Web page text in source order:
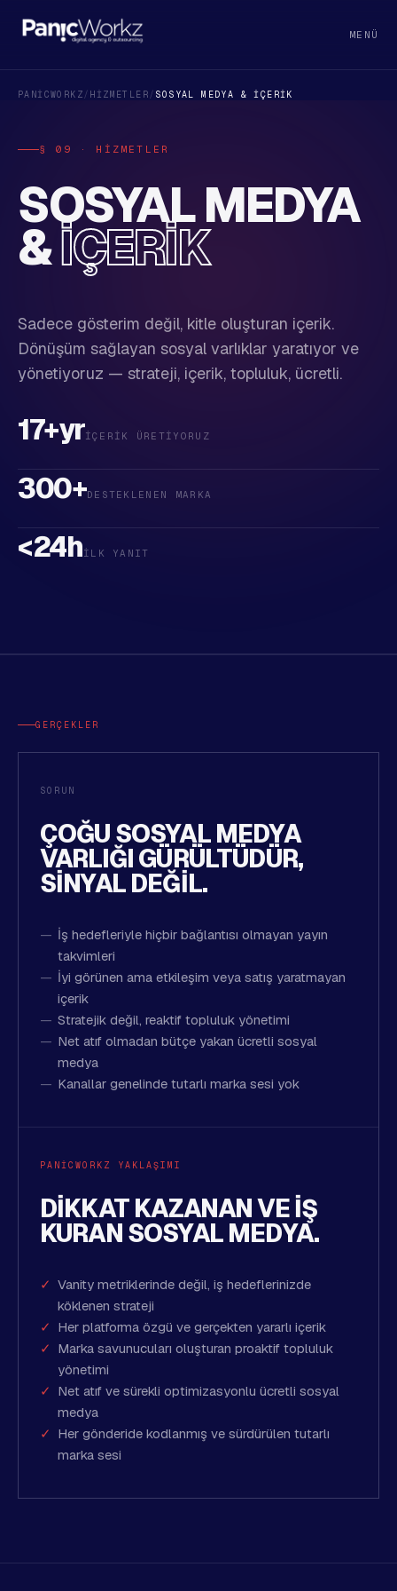
MENÜ
PANICWORKZ / HIZMETLER / SOSYAL MEDYA & İÇERIK
§ 09 · HIZMETLER
SOSYAL MEDYA
&İÇERIK
Sadece gösterim değil, kitle oluşturan içerik.
Dönüşüm sağlayan sosyal varlıklar yaratıyor ve
yönetiyoruz — strateji, içerik, topluluk, ücretli.
17+yrİÇERIK ÜRETIYORUZ
300+DESTEKLENEN MARKA
<24hİLK YANIT
GERÇEKLER
SORUN
ÇOĞU SOSYAL MEDYA
VARLIĞI GÜRÜLTÜDÜR,
SINYAL DEĞIL.
İş hedefleriyle hiçbir bağlantısı olmayan yayın
takvimleri
İyi görünen ama etkileşim veya satış yaratmayan
içerik
Stratejik değil, reaktif topluluk yönetimi
Net atıf olmadan bütçe yakan ücretli sosyal
medya
Kanallar genelinde tutarlı marka sesi yok
PANICWORKZ YAKLAŞIMI
DIKKAT KAZANAN VE IŞ
KURAN SOSYAL MEDYA.
Vanity metriklerinde değil, iş hedeflerinizde
köklenen strateji
Her platforma özgü ve gerçekten yararlı içerik
Marka savunucuları oluşturan proaktif topluluk
yönetimi
Net atıf ve sürekli optimizasyonlu ücretli sosyal
medya
Her gönderide kodlanmış ve sürdürülen tutarlı
marka sesi